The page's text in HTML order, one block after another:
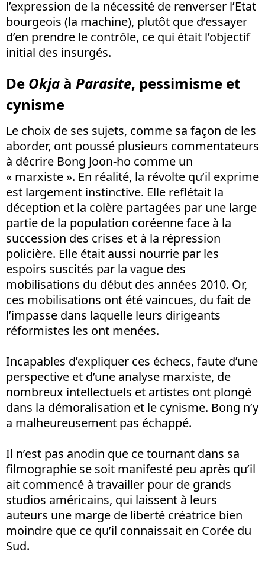
l’expression de la nécessité de renverser l’Etat
bourgeois (la machine), plutôt que d’essayer
d’en prendre le contrôle, ce qui était l’objectif
initial des insurgés.
De Okja à Parasite, pessimisme et
cynisme
Le choix de ses sujets, comme sa façon de les
aborder, ont poussé plusieurs commentateurs
à décrire Bong Joon-ho comme un
« marxiste ». En réalité, la révolte qu’il exprime
est largement instinctive. Elle reflétait la
déception et la colère partagées par une large
partie de la population coréenne face à la
succession des crises et à la répression
policière. Elle était aussi nourrie par les
espoirs suscités par la vague des
mobilisations du début des années 2010. Or,
ces mobilisations ont été vaincues, du fait de
l’impasse dans laquelle leurs dirigeants
réformistes les ont menées.
Incapables d’expliquer ces échecs, faute d’une
perspective et d’une analyse marxiste, de
nombreux intellectuels et artistes ont plongé
dans la démoralisation et le cynisme. Bong n’y
a malheureusement pas échappé.
Il n’est pas anodin que ce tournant dans sa
filmographie se soit manifesté peu après qu’il
ait commencé à travailler pour de grands
studios américains, qui laissent à leurs
auteurs une marge de liberté créatrice bien
moindre que ce qu’il connaissait en Corée du
Sud.